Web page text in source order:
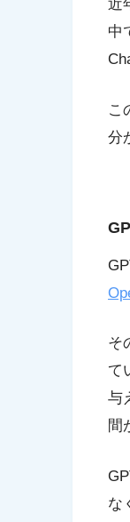
近
中
こ
分
そ
て
与
間
な